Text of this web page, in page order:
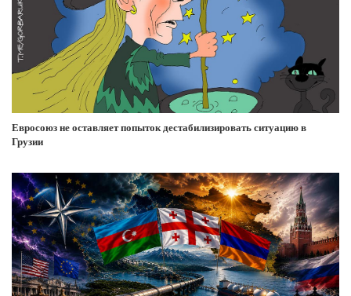
Евросоюз не оставляет попыток дестабилизировать ситуацию в
Грузии